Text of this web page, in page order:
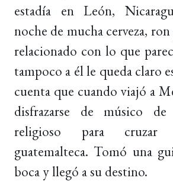
estadía en León,
noche de mucha cerveza,
relacionado con lo que
tampoco a él le queda claro
cuenta que cuando viajó a
disfrazarse de músico
religioso para
guatemalteca. Tomó una
boca y llegó a su destino.